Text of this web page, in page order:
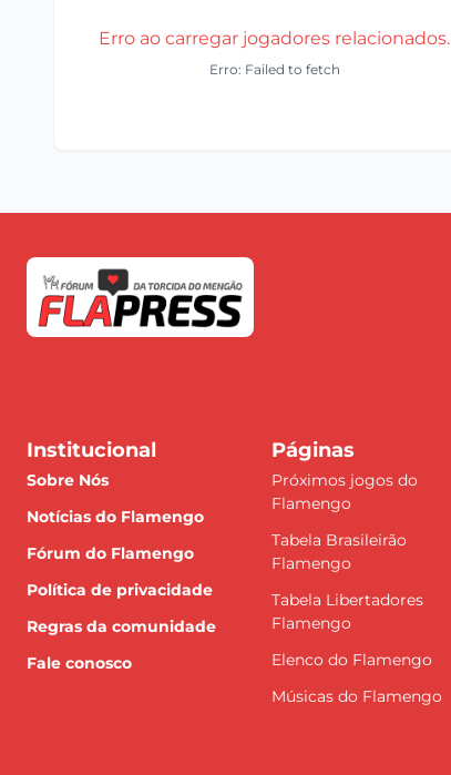
Erro ao carregar jogadores relacionados.
Erro: Failed to fetch
Institucional
Sobre Nós
Notícias do Flamengo
Fórum do Flamengo
Política de privacidade
Regras da comunidade
Fale conosco
Páginas
Próximos jogos do
Flamengo
Tabela Brasileirão
Flamengo
Tabela Libertadores
Flamengo
Elenco do Flamengo
Músicas do Flamengo